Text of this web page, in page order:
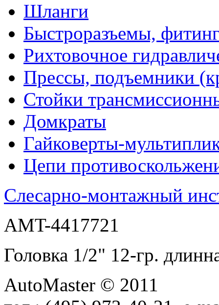
Шланги
Быстроразъемы,
Рихтовочное
Прессы, подъемники
Стойки
Домкраты
Гайковерты-
Цепи
Слесарно-монтажный
AMT-4417721
Головка 1/2" 12-гр.
AutoMaster © 2011